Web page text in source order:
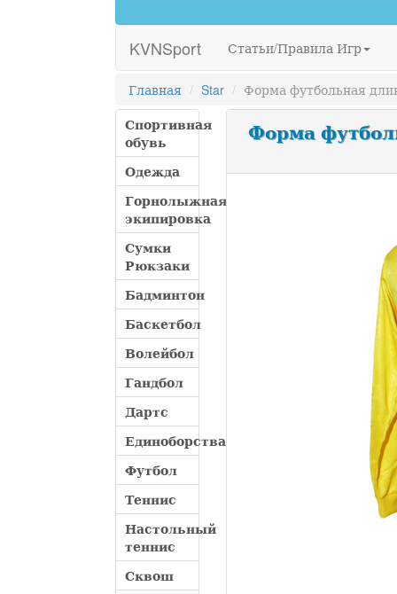
KVNSport Статьи/Правила Игр
Главная Star
Форма футбольная
Спортивная
обувь
Одежда
Горнолыжная
экипировка
Сумки
Рюкзаки
Бадминтон
Баскетбол
Волейбол
Гандбол
Дартс
Единоборства
Футбол
Теннис
Настольный
теннис
Сквош
Форма